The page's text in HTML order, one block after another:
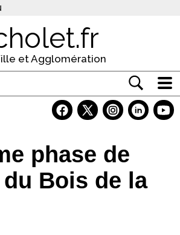
et Agglomération
phase de
Bois de la